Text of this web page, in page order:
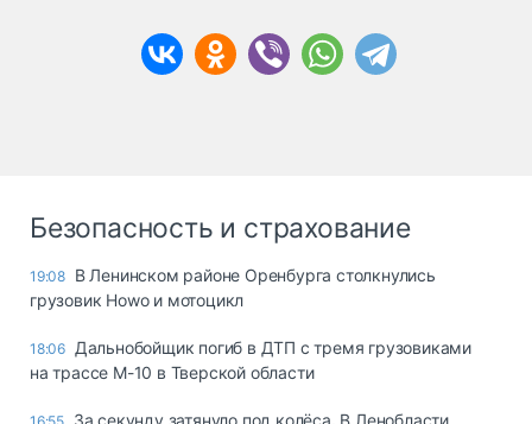
Безопасность и страхование
19:08 В Ленинском районе Оренбурга столкнулись
грузовик Howo и мотоцикл
18:06 Дальнобойщик погиб в ДТП с тремя грузовиками
на трассе М-10 в Тверской области
За секунду затянуло под колёса. В Ленобласти